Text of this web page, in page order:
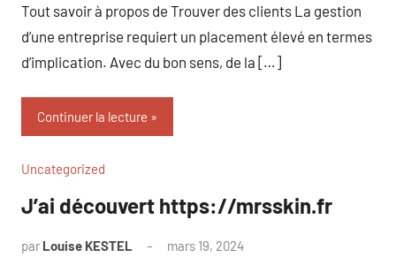
Tout savoir à propos de Trouver des clients La gestion
d’une entreprise requiert un placement élevé en termes
d’implication. Avec du bon sens, de la […]
Continuer la lecture
Uncategorized
J’ai découvert https://mrsskin.fr
par Louise KESTEL mars 19, 2024